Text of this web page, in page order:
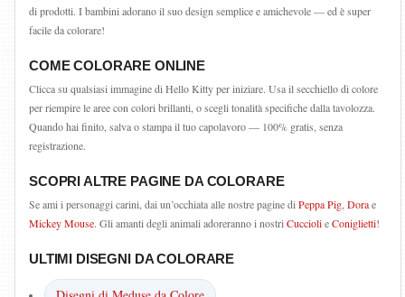
di prodotti. I bambini adorano il suo design semplice e amichevole — ed è super
facile da colorare!
COME COLORARE ONLINE
Clicca su qualsiasi immagine di Hello Kitty per iniziare. Usa il secchiello di colore
per riempire le aree con colori brillanti, o scegli tonalità specifiche dalla tavolozza.
Quando hai finito, salva o stampa il tuo capolavoro — 100% gratis, senza
registrazione.
SCOPRI ALTRE PAGINE DA COLORARE
Se ami i personaggi carini, dai un’occhiata alle nostre pagine di Peppa Pig Dorae
Mickey Mouse. Gli amanti degli animali adoreranno i nostri CucciolieConiglietti!
ULTIMI DISEGNI DA COLORARE